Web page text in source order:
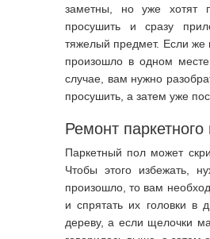
заметны, но уже хотят
просушить и сразу
тяжелый предмет. Если
произошло в одном
случае, вам нужно
просушить, а затем уже
Ремонт
Паркетный пол может
Чтобы этого избежать,
произошло, то вам
и спрятать их головки в
дереву, а если щелочки